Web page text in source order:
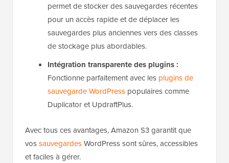
permet de stocker des sauvegardes récentes
pour un accès rapide et de déplacer les
sauvegardes plus anciennes vers des classes
de stockage plus abordables.
Intégration transparente des plugins :
Fonctionne parfaitement avec les plugins de
sauvegarde WordPress populaires comme
Duplicator et UpdraftPlus.
Avec tous ces avantages, Amazon S3 garantit que
vossauvegardesWordPress sont sûres, accessibles
et faciles à gérer.